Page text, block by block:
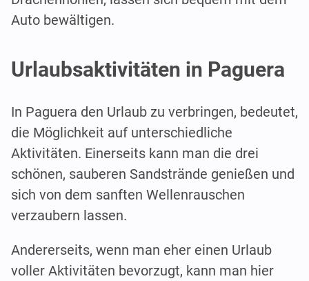
Auto bewältigen.
Urlaubsaktivitäten in Paguera
In Paguera den Urlaub zu verbringen, bedeutet,
die Möglichkeit auf unterschiedliche
Aktivitäten. Einerseits kann man die drei
schönen, sauberen Sandstrände genießen und
sich von dem sanften Wellenrauschen
verzaubern lassen.
Andererseits, wenn man eher einen Urlaub
voller Aktivitäten bevorzugt, kann man hier